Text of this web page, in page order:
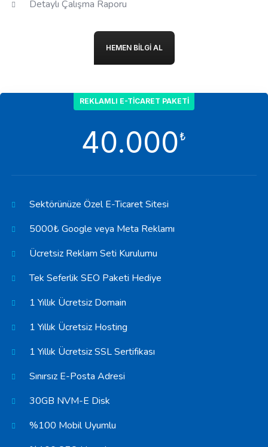
Detaylı Çalışma Raporu
HEMEN BILGI AL
REKLAMLI E-TICARET PAKETI
40.000₺
Sektörünüze Özel E-Ticaret Sitesi
5000₺ Google veya Meta Reklamı
Ücretsiz Reklam Seti Kurulumu
Tek Seferlik SEO Paketi Hediye
1 Yıllık Ücretsiz Domain
1 Yıllık Ücretsiz Hosting
1 Yıllık Ücretsiz SSL Sertifikası
Sınırsız E-Posta Adresi
30GB NVM-E Disk
%100 Mobil Uyumlu